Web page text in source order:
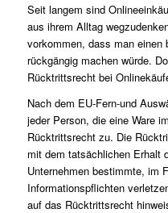
Seit langem sind
aus ihrem Alltag
vorkommen, dass man einen
rückgängig machen würde.
Rücktrittsrecht bei
Nach dem EU-Fern-und
jeder Person, die eine Ware
Rücktrittsrecht zu. Die
mit dem tatsächlichen Erhalt
Unternehmen bestimmte, im
Informationspflichten
auf das Rücktrittsrecht